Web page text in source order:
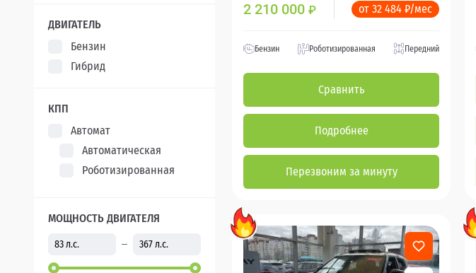
ДВИГАТЕЛЬ
Бензин
Гибрид
КПП
Автомат
Автоматическая
Роботизированная
МОЩНОСТЬ ДВИГАТЕЛЯ
2 210 000 ₽ от 32 484 ₽/мес
Бензин Роботизированная Передний
Сравнить
Подробнее
Перезвоним за минуту